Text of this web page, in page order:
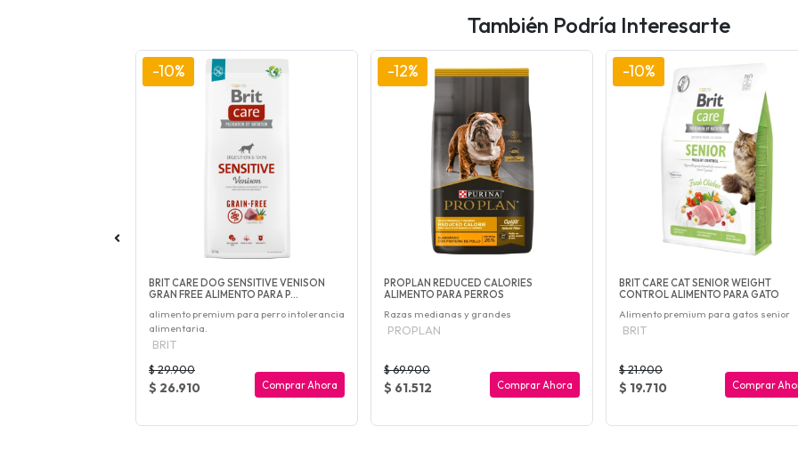
También Podría Interesarte
-10%
BRIT CARE DOG SENSITIVE VENISON
GRAN FREE ALIMENTO PARA P...
alimento premium para perro intolerancia
alimentaria.
BRIT
$ 29.900
$ 26.910 Comprar Ahora
-12%
PROPLAN REDUCED CALORIES
ALIMENTO PARA PERROS
Razas medianas y grandes
PROPLAN
$ 69.900
$ 61.512 Comprar Ahora
-10%
BRIT CARE CAT SENIOR WEIGHT
CONTROL ALIMENTO PARA GATO
Alimento premium para gatos senior
BRIT
$ 21.900
$ 19.710 Comprar